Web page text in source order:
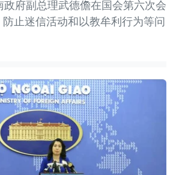
政府副总理武德儋在国会第六次会
止迷信活动和以教牟利行为等问